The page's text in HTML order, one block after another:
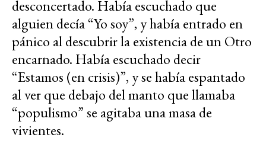
desconcertado. Había escuchado que
alguien decía “Yo soy”, y había entrado en
pánico al descubrir la existencia de un Otro
encarnado. Había escuchado decir
“Estamos (en crisis)”, y se había espantado
al ver que debajo del manto que llamaba
“populismo” se agitaba una masa de
vivientes.